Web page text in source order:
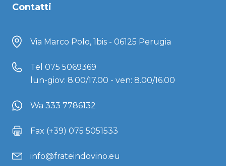
Contatti
Via Marco Polo, 1bis - 06125 Perugia
Tel 075 5069369
lun-giov: 8.00/17.00 - ven: 8.00/16.00
Wa 333 7786132
Fax (+39) 075 5051533
info@frateindovino.eu